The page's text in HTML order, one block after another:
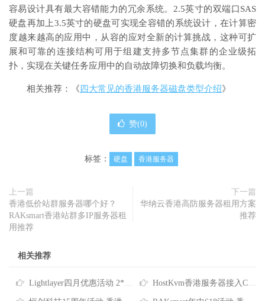
容易设计具有最大容错能力的冗余系统。2.5英寸的双端口SAS
硬盘再加上3.5英寸的硬盘可实现全容错的系统设计，在计算密
度越来越高的应用中，从容的应对全新的计算挑战，这种可扩
展和可靠的连接结构可用于组建支持多节点集群的企业级拓
扑，实现在关键任务应用中的自动故障切换和负载均衡。
相关推荐：《 四大常见的香港服务器磁盘类型介绍》
赞(0)
标签： 硬盘 香港服务器
上一篇
香港低价站群服务器哪个好？
RAKsmart香港站群多IP服务器租
用推荐
下一篇
华纳云香港高防服务器租用方案
推荐
相关推荐
Lightlayer四月优惠活动 2*E5-2678V3香港服务器低至$165/月 HostKvm香港服务器接入CNIX网络 八折优惠每月$156起